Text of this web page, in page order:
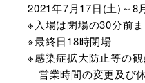
2021年7月17日(土)～8
※入場は閉場の30分前
※最終日18時閉場
※感染症拡大防止等の観
営業時間の変更及び